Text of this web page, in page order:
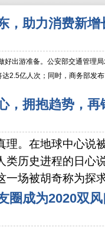
，助力消费新增
好出游准备。公安部交通管理
2.5亿人次；同时，商务部发
，拥抱趋势，再
理。在地球中心说
类历史进程的日心
一场被胡奇称为探
圈成为2020双